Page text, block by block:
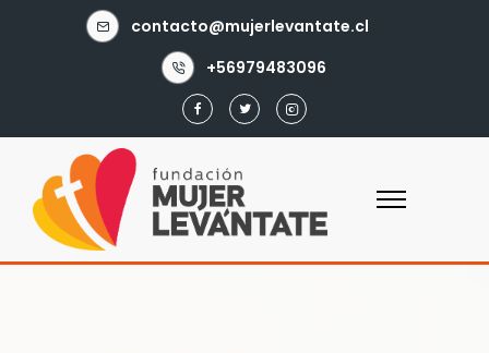
contacto@mujerlevantate.cl
+56979483096